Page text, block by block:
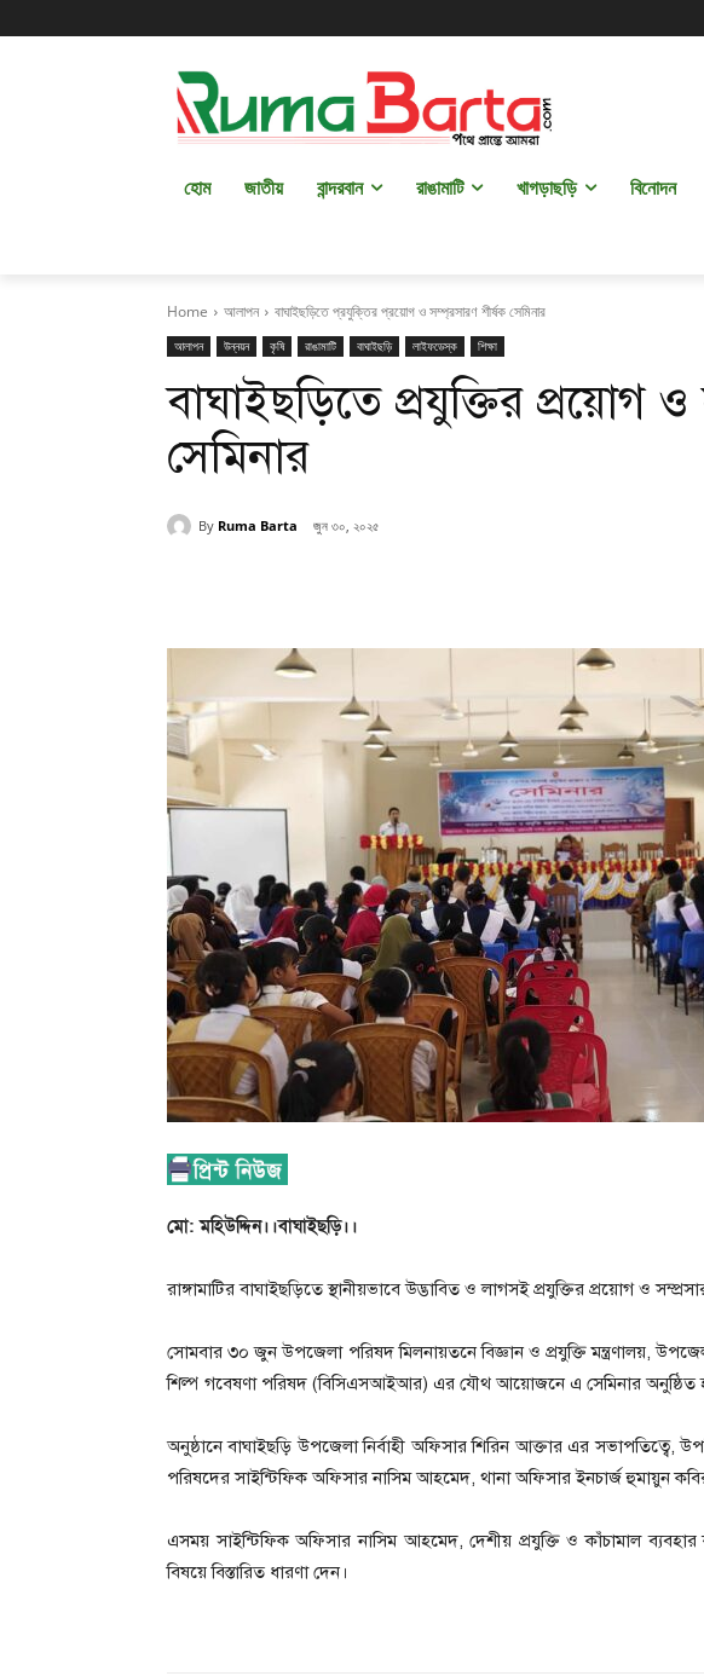
হোম জাতীয় বান্দরবান রাঙামাটি খাগড়াছড়ি বিনোদন
Home আলাপন বাঘাইছড়িতে প্রযুক্তির প্রয়োগ ও সম্প্রসারণ শীর্ষক সেমিনার
আলাপন উন্নয়ন কৃষি রাঙামাটি বাঘাইছড়ি লাইফডেস্ক শিক্ষা
বাঘাইছড়িতে প্রযুক্তির প্রয়োগ ও
সেমিনার
By Ruma Barta জুন ৩০, ২০২৫
মো: মহিউদ্দিন।।বাঘাইছড়ি।।
রাঙ্গামাটির বাঘাইছড়িতে স্থানীয়ভাবে উদ্ভাবিত ও লাগসই প্রযুক্তির প্রয়োগ ও
সোমবার ৩০ জুন উপজেলা পরিষদ মিলনায়তনে বিজ্ঞান ও প্রযুক্তি মন্ত্রণালয়,
শিল্প গবেষণা পরিষদ (বিসিএসআইআর) এর যৌথ আয়োজনে এ সেমিনার অনুষ্ঠিত
অনুষ্ঠানে বাঘাইছড়ি উপজেলা নির্বাহী অফিসার শিরিন আক্তার এর সভাপতিত্বে,
পরিষদের সাইন্টিফিক অফিসার নাসিম আহমেদ, থানা অফিসার ইনচার্জ হুমায়ুন কবির
এসময় সাইন্টিফিক অফিসার নাসিম আহমেদ, দেশীয় প্রযুক্তি ও কাঁচামাল ব্যবহার
বিষয়ে বিস্তারিত ধারণা দেন।